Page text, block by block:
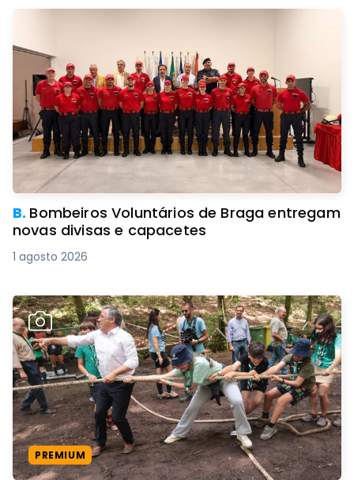
B. Bombeiros Voluntários de Braga entregam
novas divisas e capacetes
1 agosto 2026
PREMIUM